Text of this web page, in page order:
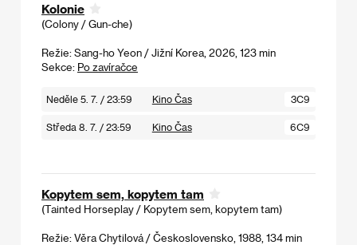
Kolonie
(Colony / Gun-che)
Režie: Sang-ho Yeon / Jižní Korea, 2026, 123 min
Sekce: Po zavíračce
Neděle 5. 7. / 23:59 Kino Čas 3C9
Středa 8. 7. / 23:59 Kino Čas 6C9
Kopytem sem, kopytem tam
(Tainted Horseplay / Kopytem sem, kopytem tam)
Režie: Věra Chytilová / Československo, 1988, 134 min